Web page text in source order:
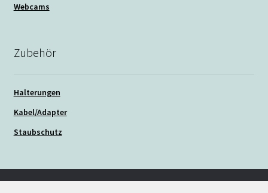
Webcams
Zubehör
Halterungen
Kabel/Adapter
Staubschutz